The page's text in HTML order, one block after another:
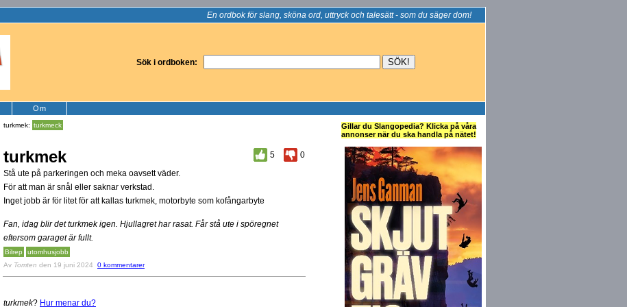
En ordbok för slang, sköna ord, uttryck och talesätt - som du säger dom!
Sök i ordboken:
Om
turkmek: turkmeck
turkmek 5
0
Stå ute på parkeringen och meka oavsett väder.
För att man är snål eller saknar verkstad.
Inget jobb är för litet för att kallas turkmek, motorbyte som kofångarbyte
Fan, idag blir det turkmek igen. Hjullagret har rasat. Får stå ute i spöregnet
eftersom garaget är fullt.
Bilrep
utomhusjobb
Av Tomten den 19 juni 2024 0 kommentarer
turkmek? Hur menar du?
Gillar du Slangopedia? Klicka på våra
annonser när du ska handla på nätet!